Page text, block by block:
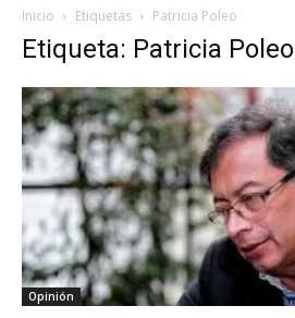
Inicio Etiquetas Patricia Poleo
Etiqueta: Patricia Poleo
Opinión